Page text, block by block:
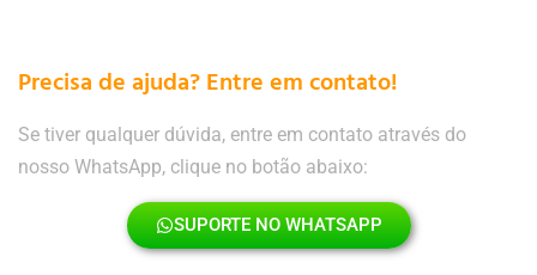
Precisa de ajuda? Entre em contato!
Se tiver qualquer dúvida, entre em contato através do
nosso WhatsApp, clique no botão abaixo:
SUPORTE NO WHATSAPP